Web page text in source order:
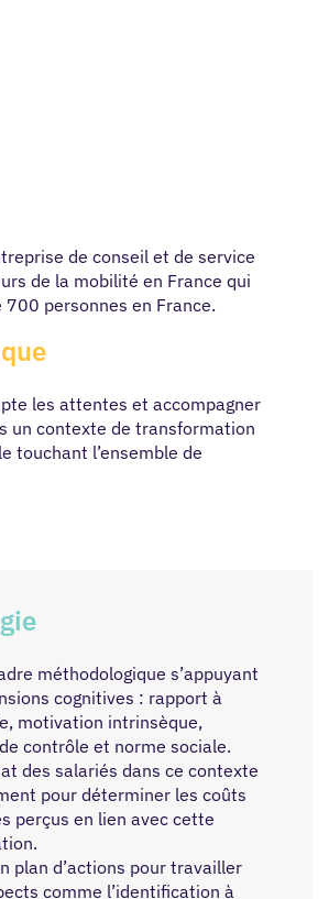
de conseil et de service
de la mobilité en France qui
personnes en France.
les attentes et accompagner
un contexte de transformation
touchant l’ensemble de
méthodologique s’appuyant
cognitives : rapport à
motivation intrinsèque,
contrôle et norme sociale.
des salariés dans ce contexte
pour déterminer les coûts
perçus en lien avec cette
plan d’actions pour travailler
comme l’identification à